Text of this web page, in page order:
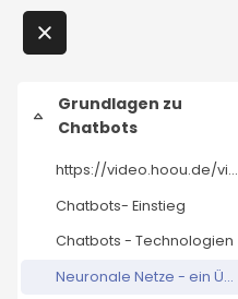
Home
Podcasts
Einklappen
Grundlagen zu
Chatbots
https://video.hoou.de/videos/embed/11d67900-b559-4...
Chatbots- Einstieg
Chatbots - Technologien
Neuronale Netze - ein Überblick
Direkt zu - Schließen